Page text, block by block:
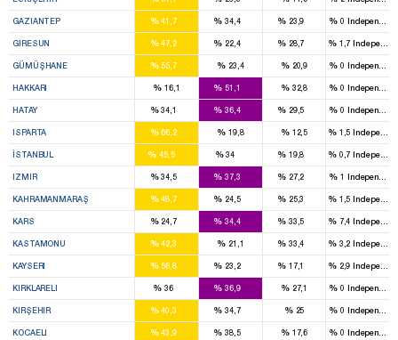
GAZIANTEP %41,7 % 34,4 %23,9 % 0 Independent
GIRESUN %47,2 % 22,4 %28,7 %1,7
GÜMÜŞHANE %55,7 % 23,4 %20,9 % 0 Independent
HAKKARI % 16,1 % 51,1 %32,8 % 0 Independent
HATAY %34,1 % 36,4 %29,5 % 0 Independent
ISPARTA %66,2 % 19,8 %12,5 %1,5
İSTANBUL % 45,5 %34
13
%19,8 %0,7
IZMIR %34,5 % 37,3 %27,2 % 1 Independent
KAHRAMANMARAŞ %48,7 % 24,5 %25,3 %1,5
KARS %24,7 % 34,4 %33,5 %7,4
KASTAMONU %42,3 % 21,1 %33,4 %3,2
KAYSERI %56,8 % 23,2 %17,1 %2,9
KIRKLARELI % 36 % 36,9 %27,1 % 0 Independent
KIRŞEHIR %40,3 % 34,7 %25 % 0 Independent
KOCAELI %43,9 % 38,5 %17,6 % 0 Independent